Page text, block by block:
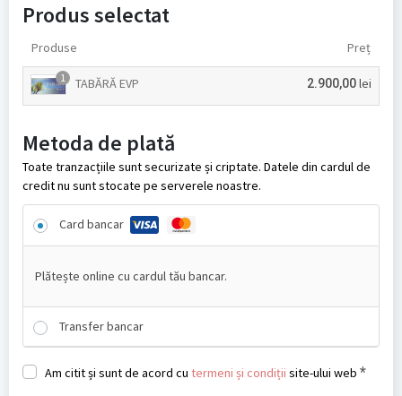
Produs selectat
Produse Preț
1 TABĂRĂ EVP 2.900,00lei
Metoda de plată
Toate tranzacțiile sunt securizate și criptate. Datele din cardul de
credit nu sunt stocate pe serverele noastre.
Card bancar
Plătește online cu cardul tău bancar.
Transfer bancar
Am citit și sunt de acord cu termeni și condiții site-ului web *